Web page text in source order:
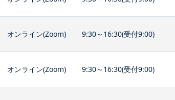
オンライン(Zoom) 9:30～16:30(受付9:00)
オンライン(Zoom) 9:30～16:30(受付9:00)